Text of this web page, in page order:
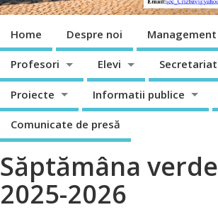
Home Despre noi Management
Profesori Elevi Secretariat
Proiecte Informatii publice
Comunicate de presă
Săptămâna verde
2025-2026